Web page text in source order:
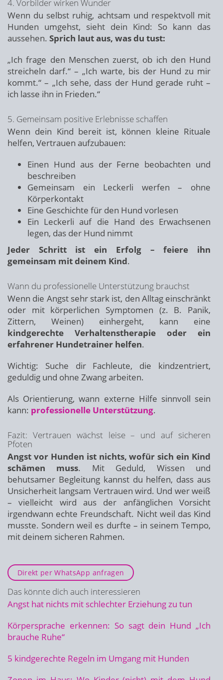
4. Vorbilder wirken Wunder
Wenn du selbst ruhig, achtsam und respektvoll mit
Hunden umgehst, sieht dein Kind: So kann das
aussehen. Sprich laut aus, was du tust:
„Ich frage den Menschen zuerst, ob ich den Hund
streicheln darf.“ – „Ich warte, bis der Hund zu mir
kommt.“ – „Ich sehe, dass der Hund gerade ruht –
ich lasse ihn in Frieden.“
5. Gemeinsam positive Erlebnisse schaffen
Wenn dein Kind bereit ist, können kleine Rituale
helfen, Vertrauen aufzubauen:
Einen Hund aus der Ferne beobachten und
beschreiben
Gemeinsam ein Leckerli werfen – ohne
Körperkontakt
Eine Geschichte für den Hund vorlesen
Ein Leckerli auf die Hand des Erwachsenen
legen, das der Hund nimmt
Jeder Schritt ist ein Erfolg – feiere ihn
gemeinsam mit deinem Kind.
Wann du professionelle Unterstützung brauchst
Wenn die Angst sehr stark ist, den Alltag einschränkt
oder mit körperlichen Symptomen (z. B. Panik,
Zittern, Weinen) einhergeht, kann eine
kindgerechte Verhaltenstherapie oder ein
erfahrener Hundetrainer helfen.
Wichtig: Suche dir Fachleute, die kindzentriert,
geduldig und ohne Zwang arbeiten.
Als Orientierung, wann externe Hilfe sinnvoll sein
kann: professionelle Unterstützung.
Fazit: Vertrauen wächst leise – und auf sicheren
Pfoten
Angst vor Hunden ist nichts, wofür sich ein Kind
schämen muss. Mit Geduld, Wissen und
behutsamer Begleitung kannst du helfen, dass aus
Unsicherheit langsam Vertrauen wird. Und wer weiß
– vielleicht wird aus der anfänglichen Vorsicht
irgendwann echte Freundschaft. Nicht weil das Kind
musste. Sondern weil es durfte – in seinem Tempo,
mit deinem sicheren Rahmen.
Direkt per WhatsApp anfragen
Das könnte dich auch interessieren
Angst hat nichts mit schlechter Erziehung zu tun
Körpersprache erkennen: So sagt dein Hund „Ich
brauche Ruhe“
5 kindgerechte Regeln im Umgang mit Hunden